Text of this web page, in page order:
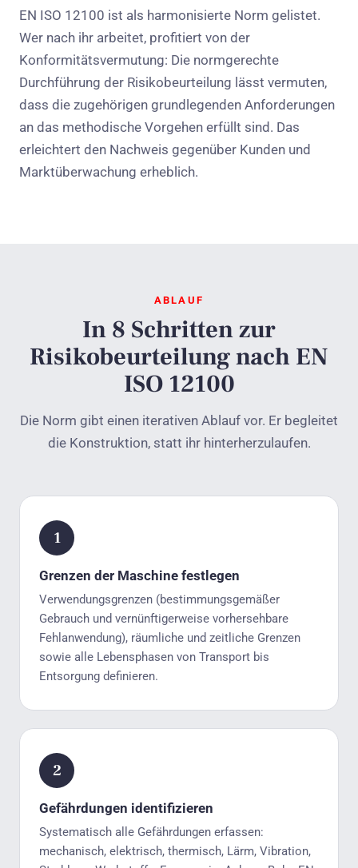
EN ISO 12100 ist als harmonisierte Norm gelistet.
Wer nach ihr arbeitet, profitiert von der
Konformitätsvermutung: Die normgerechte
Durchführung der Risikobeurteilung lässt vermuten,
dass die zugehörigen grundlegenden Anforderungen
an das methodische Vorgehen erfüllt sind. Das
erleichtert den Nachweis gegenüber Kunden und
Marktüberwachung erheblich.
ABLAUF
In 8 Schritten zur
Risikobeurteilung nach EN
ISO 12100
Die Norm gibt einen iterativen Ablauf vor. Er begleitet
die Konstruktion, statt ihr hinterherzulaufen.
Grenzen der Maschine festlegen
Verwendungsgrenzen (bestimmungsgemäßer
Gebrauch und vernünftigerweise vorhersehbare
Fehlanwendung), räumliche und zeitliche Grenzen
sowie alle Lebensphasen von Transport bis
Entsorgung definieren.
Gefährdungen identifizieren
Systematisch alle Gefährdungen erfassen:
mechanisch, elektrisch, thermisch, Lärm, Vibration,